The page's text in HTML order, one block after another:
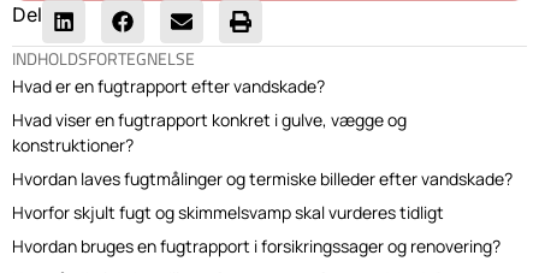
Del
INDHOLDSFORTEGNELSE
Hvad er en fugtrapport efter vandskade?
Hvad viser en fugtrapport konkret i gulve, vægge og
konstruktioner?
Hvordan laves fugtmålinger og termiske billeder efter vandskade?
Hvorfor skjult fugt og skimmelsvamp skal vurderes tidligt
Hvordan bruges en fugtrapport i forsikringssager og renovering?